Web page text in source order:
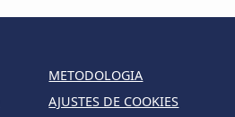
METODOLOGIA
AJUSTES DE COOKIES